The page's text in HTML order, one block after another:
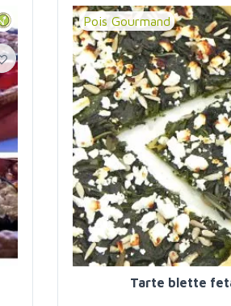
Pois Gourmand
Tarte blette